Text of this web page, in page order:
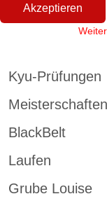
Kyu-Prüfungen
Meisterschaften
BlackBelt
Laufen
Grube Louise
Akzeptieren